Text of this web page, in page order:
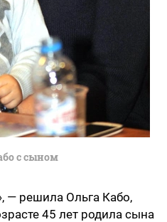
с сыном
— решила Ольга Кабо,
45 лет родила сына